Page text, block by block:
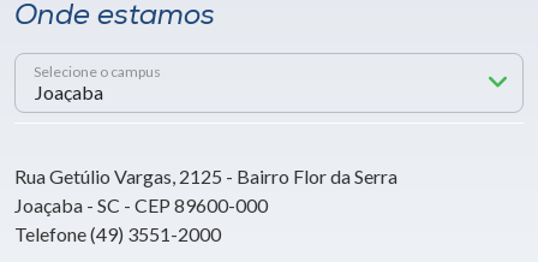
Onde estamos
Selecione o campus
Rua Getúlio Vargas, 2125 - Bairro Flor da Serra
Joaçaba - SC - CEP 89600-000
Telefone (49) 3551-2000